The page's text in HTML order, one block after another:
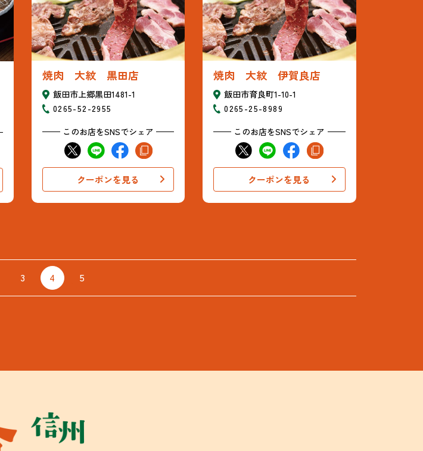
焼肉 大紋 黒田店
飯田市上郷黒田1481-1
0265-52-2955
このお店をSNSでシェア
クーポンを見る
焼肉 大紋 伊賀良店
飯田市育良町1-10-1
0265-25-8989
このお店をSNSでシェア
クーポンを見る
3 4 5